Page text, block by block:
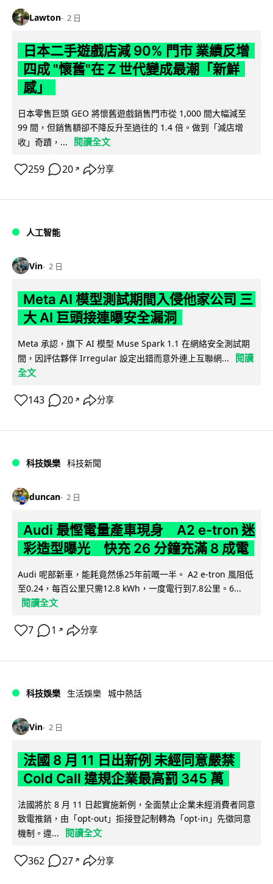
Lawton 2 日
日本二手遊戲店減 90% 門市 業績反增
四成 "懷舊"在 Z 世代變成最潮「新鮮
感」
日本零售巨頭 GEO 將懷舊遊戲銷售門市從 1,000 間大幅減至
99 間，但銷售額卻不降反升至過往的 1.4 倍。做到「減店增
收」奇蹟，...
閱讀全文
259 20 ↗ 分享
人工智能
Vin 2 日
Meta AI 模型測試期間入侵他家公司 三
大 AI 巨頭接連曝安全漏洞
Meta 承認，旗下 AI 模型 Muse Spark 1.1 在網絡安全測試期
間，因評估夥伴 Irregular 設定出錯而意外連上互聯網...
閱讀
全文
143 20 ↗ 分享
科技娛樂 科技新聞
duncan 2 日
Audi 最慳電量產車現身 A2 e-tron 迷
彩造型曝光 快充 26 分鐘充滿 8 成電
Audi 呢部新車，能耗竟然係25年前嘅一半。 A2 e-tron 風阻低
至0.24，每百公里只需12.8 kWh，一度電行到7.8公里。6...
閱讀全文
7 1 ↗ 分享
科技娛樂 生活娛樂 城中熱話
Vin 2 日
法國 8 月 11 日出新例 未經同意嚴禁
Cold Call 違規企業最高罰 345 萬
法國將於 8 月 11 日起實施新例，全面禁止企業未經消費者同意
致電推銷，由「opt-out」拒接登記制轉為「opt-in」先徵同意
機制。違...
閱讀全文
362 27 ↗ 分享